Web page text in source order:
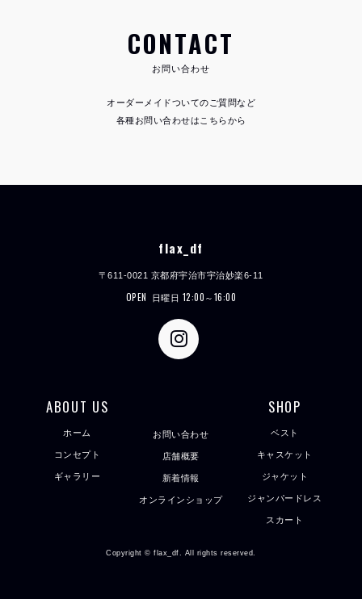
CONTACT
お問い合わせ
オーダーメイドついてのご質問など
各種お問い合わせはこちらから
flax_df
〒611-0021 京都府宇治市宇治妙楽6-11
OPEN 日曜日 12:00～16:00
ABOUT US
ホーム
コンセプト
ギャラリー
お問い合わせ
店舗概要
新着情報
オンラインショップ
SHOP
ベスト
キャスケット
ジャケット
ジャンパードレス
スカート
Copyright © flax_df. All rights reserved.